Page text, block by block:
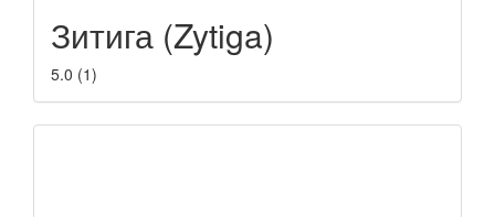
Зитига (Zytiga)
5.0 (1)